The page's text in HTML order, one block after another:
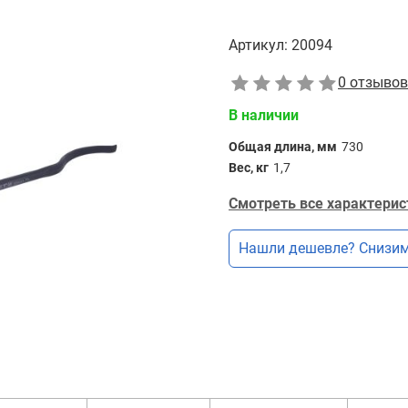
Артикул: 20094
0 отзывов
В наличии
Общая длина, мм 730
Вес, кг 1,7
Смотреть все
Нашли дешевле?